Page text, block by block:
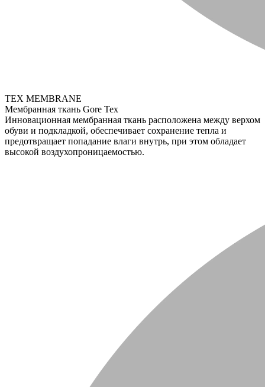
TEX MEMBRANE
Мембранная ткань Gore Tex
Инновационная мембранная ткань расположена между верхом
обуви и подкладкой, обеспечивает сохранение тепла и
предотвращает попадание влаги внутрь, при этом обладает
высокой воздухопроницаемостью.